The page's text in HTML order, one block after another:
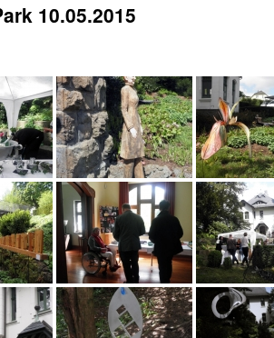
10.05.2015